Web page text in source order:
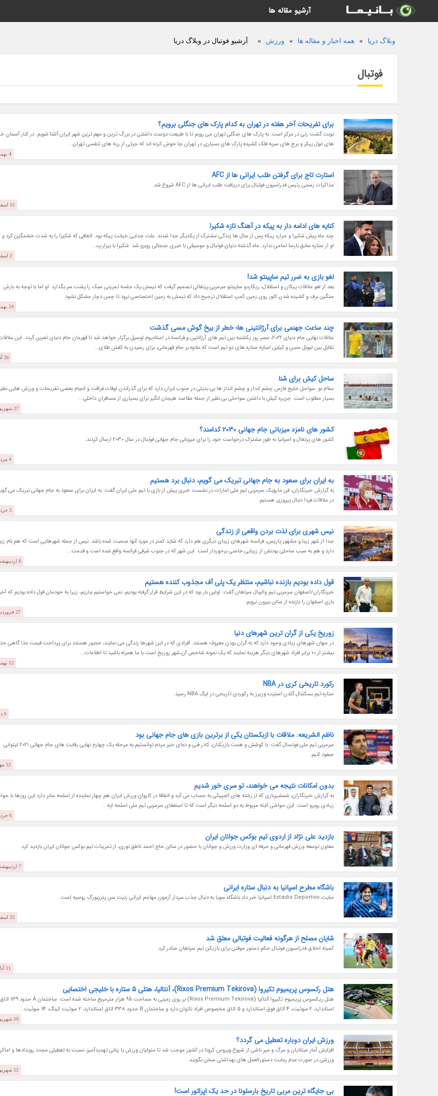
وبلاگ دریا » همه اخبار و مقاله ها » ورزش » آرشیو فوتبال در وبلاگ دریا
فوتبال
برای تفریحات آخر هفته در تهران به کدام پارک های جنگلی برویم؟
نوبت گشت زنی در مرکز است. به پارک های جنگلی تهران می رویم تا با طبیعت دوست داشتنی در بزرگ ترین و مهم ترین شهر ایران آشنا شویم. در کنار آسمان
های غول پیکر و برج های سربه فلک کشیده پارک های بسیاری در تهران جا خوش کرده اند که جزئی از ریه های تنفسی تهران...
4 بهمن 1403
استارت تاج برای گرفتن طلب ایرانی ها از AFC
مذاکرات رسمی رئیس فدراسیون فوتبال برای دریافت طلب ایرانی ها از AFC شروع شد.
15 اسفند 1401
کنایه های ادامه دار به پیکه در آهنگ تازه شکیرا
چند ماه پیش شکیرا و جرارد پیکه پس از سال ها زندگی مشترک از یکدیگر جدا شدند. علت جدایی خیانت پیکه بود. اتفاقی که شکیرا را به شدت خشمگین کرد و
او از ستاره سابق بارسا تمامی ندارد. ماه گذشته دنیای فوتبال و موسیقی با خبری جنجالی روبرو شد. شکیرا با بیزارپ،...
2 اسفند 1401
لغو بازی به ضرر تیم ساپینتو شد!
بعد از لغو ملاقات پیکان و استقلال، ریکاردو ساپینتو سرمربی پرتغالی تصمیم گرفت که تیمش یک جلسه تمرینی سبک را پشت سر بگذارد. او اما با توجه به بارش
سنگین برف و کشیده شدن کاور روی زمین کمپ استقلال ترجیح داد که تیمش به زمین اختصاصی نرود تا چمن دچار مشکل نشود.
24 بهمن 1401
چند ساعت جهنمی برای آرژانتینی ها؛ خطر از بیخ گوش مسی گذشت
ملاقات نهایی جام دنیای 2022، عصر روز یکشنبه بین تیم های آرژانتین و فرانسه در استادیوم لوسیل برگزار خواهد شد تا قهرمان جام دنیای تعیین گردد. این
تقابل بین لیونل مسی و کیلین امباپه ستاره های دو تیم است که علاوه بر جام قهرمانی، برای رسیدن به کفش طلای...
26 آذر 1401
ساحل کیش برای شنا
سلام نو: سواحل خلیج فارس چشم انداز و چشم انداز ها بی بدیلی در جنوب ایران دارد که برای گذراندن اوقات فراقت و انجام بعضی تفریحات و ورزش هایی
بسیار مطلوب است. جزیره کیش با داشتن سواحلی بی نظیر از جمله مقاصد هیجان انگیز برای بسیاری از مسافران داخلی...
27 شهریور 1401
کشور های نامزد میزبانی جام جهانی 2030 کدامند؟
کشور های پرتغال و اسپانیا به طور مشترک درخواست خود را برای میزبانی جام جهانی فوتبال در سال 2030 ارسال کردند.
4 مرداد 1401
به ایران برای صعود به جام جهانی تبریک می گویم، دنبال برد هستیم
به گزارش خبرنگاران، فن مارویک سرمربی تیم ملی امارات در نشست خبری پیش از بازی با تیم ملی ایران گفت: به ایران برای صعود به جام جهانی تبریک می
در ملاقات فردا دنبال پیروزی هستیم.
3 خرداد 1401
نیس شهری برای لذت بردن واقعی از زندگی
جدا از شهر زیبا و مشهور پاریس، فرانسه شهرهای زیبای دیگری هم دارد که شاید کمتر در مورد آنها صحبت شده باشد. نیس از جمله شهرهایی است که هم نام
دارد و هم به سبب ساحلی بودنش از زیبایی خاصی برخوردار است. این شهر که در جنوب شرقی فرانسه واقع شده است و قدمت...
8 اردیبهشت 1401
قول داده بودیم بازنده نباشیم، منتظر یک پلی آف مجذوب کننده هستیم
خبرنگاران/اصفهان سرمربی تیم والیبال سپاهان گفت: اولین بار بود که در این شرایط قرار گرفته بودیم، نمی خواستیم ببازیم، زیرا به خودمان قول داده بودیم که
بازی اصفهان را بازنده از سالن بیرون نرویم.
27 فروردین 1401
زوریخ یکی از گران ترین شهرهای دنیا
در جهان شهرهای زیادی وجود دارد که به گران بودن معروف هستند. افرادی که در این شهرها زندگی می نمایند، مجبور هستند برای پرداخت قیمت غذا گاهی
بیشتر از 10 برابر افراد شهرهای دیگر هزینه نمایند که یک نمونه شاخص آن،شهر زوریخ است.با ما همراه باشید تا اطلاعات...
12 بهمن 1400
رکورد تاریخی کری در NBA
ستاره تیم بسکتبال گلدن استیت وریرز به رکوردی تاریخی در لیگ NBA رسید.
6 دی 1400
ناظم الشریعه: ملاقات با ازبکستان یکی از برترین بازی های جام جهانی بود
سرمربی تیم ملی فوتسال گفت: با کوشش و همت بازیکنان، کادر فنی و دعای خیر مردم توانستیم به مرحله یک چهارم نهایی رقابت های جام جهانی 2021 لیتوانی
صعود کنیم.
12 مهر 1400
بدون امکانات نتیجه می خواهند، تو سری خور شدیم
به گزارش خبرنگاران، شمشیربازی که از رشته های المپیکی به حساب می آید و اتفاقا در کاروان ورزش ایران هم چهار نماینده از اسلحه سابر دارد این روزها با
زیادی روبرو است. این حواشی البته مربوط به دو اسلحه دیگر است که تا استعفای سرمربی تیم ملی اسلحه اپه...
6 خرداد 1400
بازدید علی نژاد از اردوی تیم بوکس جوانان ایران
معاون توسعه ورزش قهرمانی و حرفه ای وزارت ورزش و جوانان با حضور در سالن حاج احمد ناطق نوری، از تمرینات تیم بوکس جوانان ایران بازدید کرد.
7 اردیبهشت 1400
باشگاه مطرح اسپانیا به دنبال ستاره ایرانی
سایت Estadio Deportivo اسپانیا خبر داد باشگاه سویا به دنبال جذب سردار آزمون مهاجم ایرانی زنیت سن پترزبورگ روسیه است.
25 اسفند 1399
شایان مصلح از هرگونه فعالیت فوتبالی معلق شد
کمیته اخلاق فدراسیون فوتبال حکم دستور موقتی برای بازیکن تیم سپاهان صادر کرد.
11 آبان 1399
هتل رکسوس پریمیوم تکیروا (Rixos Premium Tekirova)، آنتالیا، هتلی 5 ستاره با خلیجی اختصایی
هتل ریکسوس پریمیوم تکیروا آنتالیا (Rixos Premium Tekirova) بر روی زمینی به مساحت 95 هزار مترمربع ساخته شده است. ساختمان A حدود 139 اتاق
استاندارد، 2 سوئیت، 4 اتاق فوق استاندارد و 5 اتاق مخصوص افراد ناتوان دارد و ساختمان B حدود 338 اتاق استاندارد، 2 سوئیت کینگ، 14 سوئیت...
19 شهریور 1399
ورزش ایران دوباره تعطیل می گردد؟
افزایش آمار مبتلایان و مرگ و میر ناشی از شیوع ویروس کرونا در کشور موجب شد تا متولیان ورزش با زبانی تهدیدآمیز، نسبت به تعطیلی مجدد رویدادها و
ورزشی در صورت عدم رعایت دستورالعمل های بهداشتی سخن بگویند.
12 شهریور 1399
بی جایگاه ترین مربی تاریخ بارسلونا در حد یک اپراتور است!
آرشیو مقاله ها